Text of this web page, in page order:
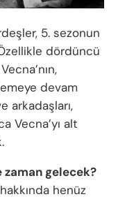
5. sezonun
dördüncü
devam
arkadaşları,
Vecna’yı alt
zaman gelecek?
henüz